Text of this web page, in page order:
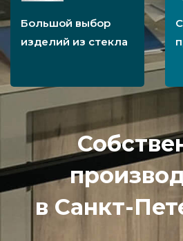
Большой выбор
изделий из стекла
в Санкт-